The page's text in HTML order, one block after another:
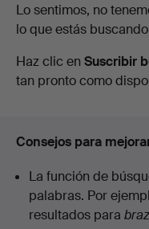
Subastas
curso
Lo sentimos, no
lo que estás
Haz clic en Suscribir
tan pronto como
Consejos para
La función de
palabras. Por
resultados para braz